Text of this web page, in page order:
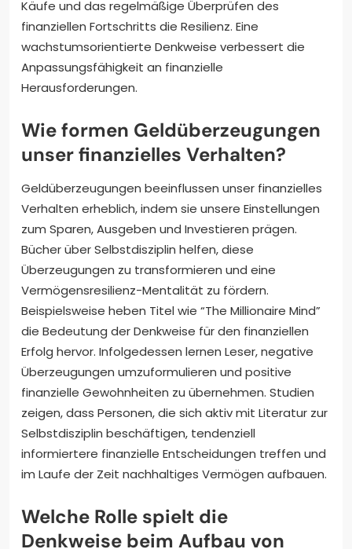
Käufe und das regelmäßige Überprüfen des
finanziellen Fortschritts die Resilienz. Eine
wachstumsorientierte Denkweise verbessert die
Anpassungsfähigkeit an finanzielle
Herausforderungen.
Wie formen Geldüberzeugungen
unser finanzielles Verhalten?
Geldüberzeugungen beeinflussen unser finanzielles
Verhalten erheblich, indem sie unsere Einstellungen
zum Sparen, Ausgeben und Investieren prägen.
Bücher über Selbstdisziplin helfen, diese
Überzeugungen zu transformieren und eine
Vermögensresilienz-Mentalität zu fördern.
Beispielsweise heben Titel wie “The Millionaire Mind”
die Bedeutung der Denkweise für den finanziellen
Erfolg hervor. Infolgedessen lernen Leser, negative
Überzeugungen umzuformulieren und positive
finanzielle Gewohnheiten zu übernehmen. Studien
zeigen, dass Personen, die sich aktiv mit Literatur zur
Selbstdisziplin beschäftigen, tendenziell
informiertere finanzielle Entscheidungen treffen und
im Laufe der Zeit nachhaltiges Vermögen aufbauen.
Welche Rolle spielt die
Denkweise beim Aufbau von